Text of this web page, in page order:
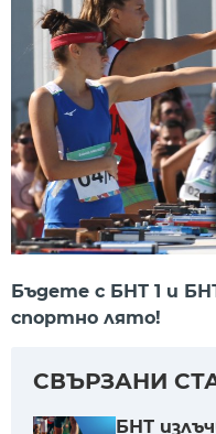
Бъдете с БНТ 1 и
спортно лято!
СВЪРЗАНИ
БНТ